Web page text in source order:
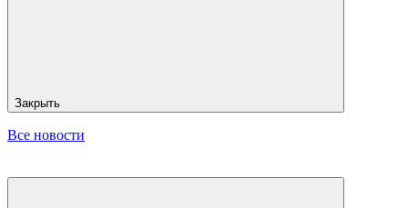
Закрыть
Все новости